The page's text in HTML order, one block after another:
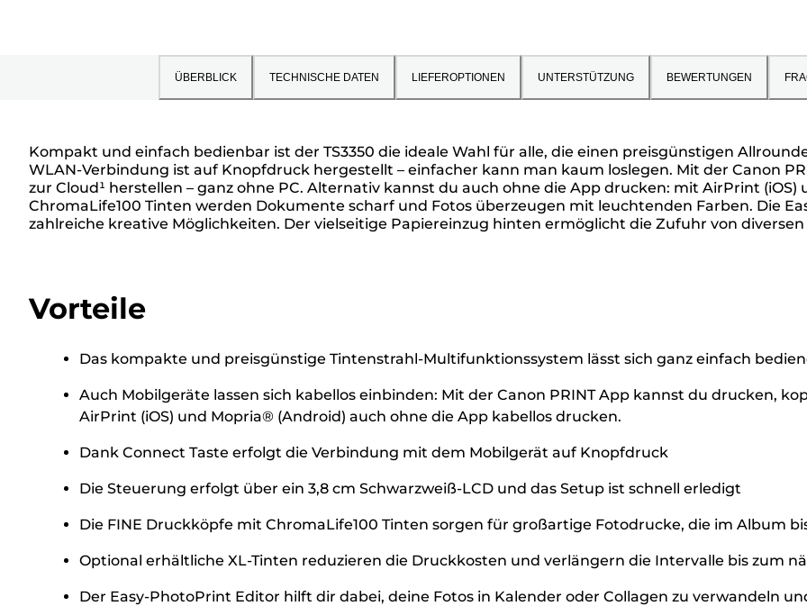
ÜBERBLICK TECHNISCHE DATEN LIEFEROPTIONEN UNTERSTÜTZUNG BEWERTUNGEN
Kompakt und einfach bedienbar ist der TS3350 die ideale Wahl für alle, die einen preisgünstigen
WLAN-Verbindung ist auf Knopfdruck hergestellt – einfacher kann man kaum loslegen. Mit der Canon
zur Cloud¹ herstellen – ganz ohne PC. Alternativ kannst du auch ohne die App drucken: mit AirPrint
ChromaLife100 Tinten werden Dokumente scharf und Fotos überzeugen mit leuchtenden Farben. Die
zahlreiche kreative Möglichkeiten. Der vielseitige Papiereinzug hinten ermöglicht die Zufuhr von
Vorteile
Das kompakte und preisgünstige Tintenstrahl-Multifunktionssystem lässt sich ganz einfach
Auch Mobilgeräte lassen sich kabellos einbinden: Mit der Canon PRINT App kannst du drucken,
AirPrint (iOS) und Mopria® (Android) auch ohne die App kabellos drucken.
Dank Connect Taste erfolgt die Verbindung mit dem Mobilgerät auf Knopfdruck
Die Steuerung erfolgt über ein 3,8 cm Schwarzweiß-LCD und das Setup ist schnell erledigt
Die FINE Druckköpfe mit ChromaLife100 Tinten sorgen für großartige Fotodrucke, die im Album
Optional erhältliche XL-Tinten reduzieren die Druckkosten und verlängern die Intervalle bis zum
Der Easy-PhotoPrint Editor hilft dir dabei, deine Fotos in Kalender oder Collagen zu verwandeln